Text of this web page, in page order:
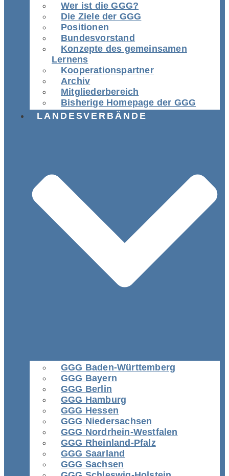
Wer ist die GGG?
Die Ziele der GGG
Positionen
Bundesvorstand
Konzepte des gemeinsamen
Lernens
Kooperationspartner
Archiv
Mitgliederbereich
Bisherige Homepage der GGG
LANDESVERBÄNDE
GGG Baden-Württemberg
GGG Bayern
GGG Berlin
GGG Hamburg
GGG Hessen
GGG Niedersachsen
GGG Nordrhein-Westfalen
GGG Rheinland-Pfalz
GGG Saarland
GGG Sachsen